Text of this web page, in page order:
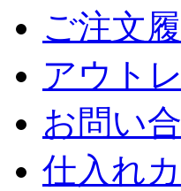
ご注文
アウト
お問い
仕入れ